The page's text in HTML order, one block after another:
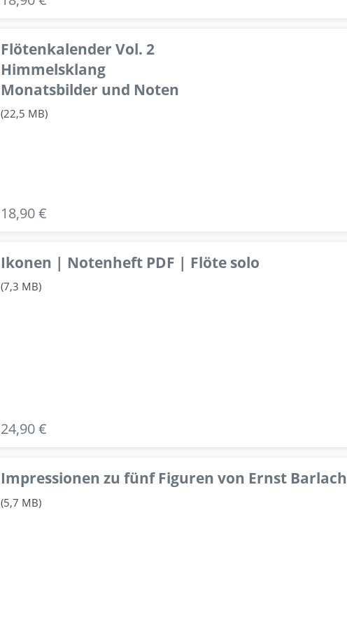
Flötenkalender Vol. 2
Himmelsklang
Monatsbilder und Noten
(22,5 MB)
18,90 €
Ikonen | Notenheft PDF | Flöte solo
(7,3 MB)
24,90 €
Impressionen zu fünf Figuren von Ernst Barlach
(5,7 MB)